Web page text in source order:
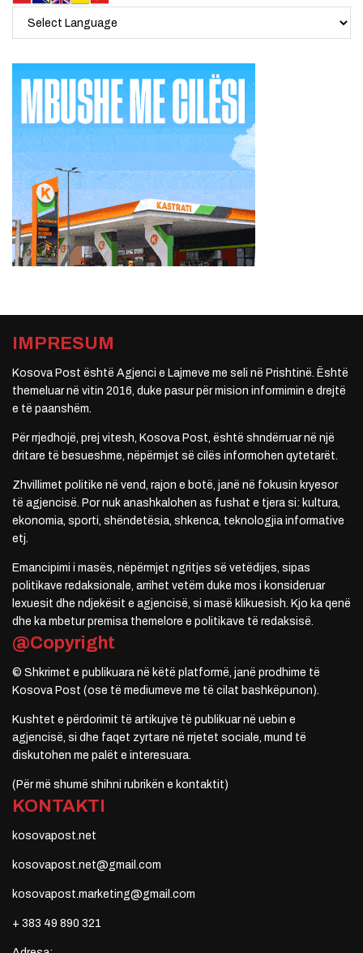
IMPRESUM
Kosova Post është Agjenci e Lajmeve me seli në Prishtinë. Është
themeluar në vitin 2016, duke pasur për mision informimin e drejtë
e të paanshëm.
Për rrjedhojë, prej vitesh, Kosova Post, është shndërruar në një
dritare të besueshme, nëpërmjet së cilës informohen qytetarët.
Zhvillimet politike në vend, rajon e botë, janë në fokusin kryesor
të agjencisë. Por nuk anashkalohen as fushat e tjera si: kultura,
ekonomia, sporti, shëndetësia, shkenca, teknologjia informative
etj.
Emancipimi i masës, nëpërmjet ngritjes së vetëdijes, sipas
politikave redaksionale, arrihet vetëm duke mos i konsideruar
lexuesit dhe ndjekësit e agjencisë, si masë klikuesish. Kjo ka qenë
dhe ka mbetur premisa themelore e politikave të redaksisë.
@Copyright
© Shkrimet e publikuara në këtë platformë, janë prodhime të
Kosova Post (ose të mediumeve me të cilat bashkëpunon).
Kushtet e përdorimit të artikujve të publikuar në uebin e
agjencisë, si dhe faqet zyrtare në rrjetet sociale, mund të
diskutohen me palët e interesuara.
(Për më shumë shihni rubrikën e kontaktit)
KONTAKTI
kosovapost.net
kosovapost.net@gmail.com
kosovapost.marketing@gmail.com
+ 383 49 890 321